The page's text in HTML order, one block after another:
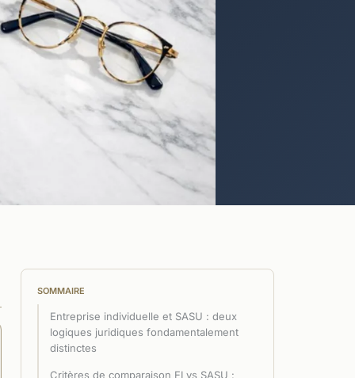
SOMMAIRE
Entreprise individuelle et SASU : deux
logiques juridiques fondamentalement
distinctes
Critères de comparaison EI vs SASU :